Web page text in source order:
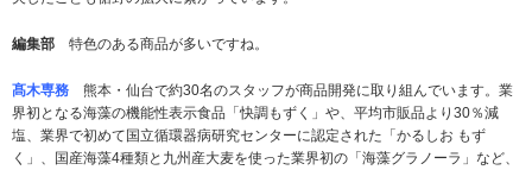
編集部 特色のある商品が多いですね。
髙木専務 熊本・仙台で約30名のスタッフが商品開発に取り組んでいます。業
界初となる海藻の機能性表示食品「快調もずく」や、平均市販品より30％減
塩、業界で初めて国立循環器病研究センターに認定された「かるしお もず
く」、国産海藻4種類と九州産大麦を使った業界初の「海藻グラノーラ」など、